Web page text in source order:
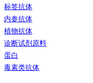
标签抗体
内参抗体
植物抗体
诊断试剂原料
蛋白
毒素类抗体